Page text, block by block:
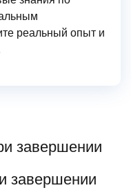
реальный опыт и
завершении